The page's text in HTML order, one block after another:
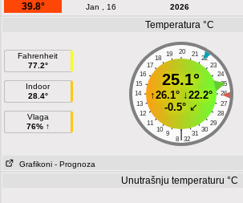
39.8°
Jan , 16 2026
Temperatura °C
Fahrenheit
77.2°
Indoor
28.4°
Vlaga
76% ↑
20
19 21
18
22
17
23
16
24
15
25
14
26
13
27
12
28
11
29
10
30
9 31
|
8 32
25.1°
↑26.1°↓22.2°
-0.5°↙
Grafikoni - Prognoza
Unutrašnju temperaturu °C